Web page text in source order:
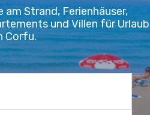
Strand, Ferienhäuser,
und Villen für Urlaub
Corfu.